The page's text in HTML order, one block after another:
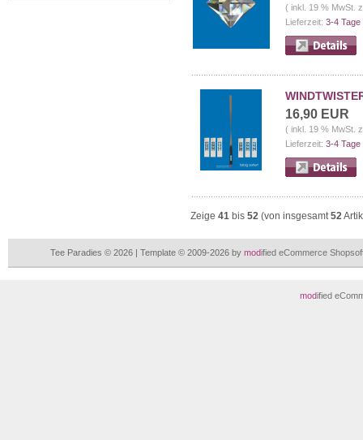
( inkl. 19 % MwSt.
Lieferzeit: 3-4 Tage
16,90 EUR
( inkl. 19 % MwSt.
Lieferzeit: 3-4 Tage
Zeige 41 bis 52 (von insgesamt52
Tee Paradies © 2026 | Template © 2009-2026 by modified eCommerce
modified